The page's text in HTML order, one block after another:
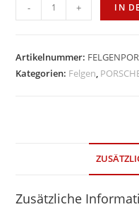
SM-
18''
Menge
- + IN
Artikelnummer:
Kategorien: Felgen,
Zusätzliche